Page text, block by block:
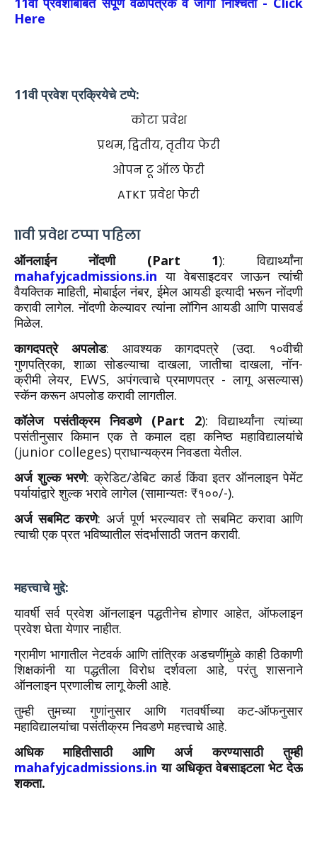
Here
11वी प्रवेश प्रक्रियेचे टप्पे:
कोटा प्रवेश
प्रथम, द्वितीय, तृतीय फेरी
ओपन टू ऑल फेरी
ATKT प्रवेश फेरी
11वी प्रवेश टप्पा पहिला
ऑनलाईन नोंदणी (Part 1): विद्यार्थ्यांना
mahafyjcadmissions.in या वेबसाइटवर जाऊन त्यांची
वैयक्तिक माहिती, मोबाईल नंबर, ईमेल आयडी इत्यादी भरून नोंदणी
करावी लागेल. नोंदणी केल्यावर त्यांना लॉगिन आयडी आणि पासवर्ड
मिळेल.
कागदपत्रे अपलोड: आवश्यक कागदपत्रे (उदा. १०वीची
गुणपत्रिका, शाळा सोडल्याचा दाखला, जातीचा दाखला, नॉन-
क्रीमी लेयर, EWS, अपंगत्वाचे प्रमाणपत्र - लागू असल्यास)
स्कॅन करून अपलोड करावी लागतील.
कॉलेज पसंतीक्रम निवडणे (Part 2): विद्यार्थ्यांना त्यांच्या
पसंतीनुसार किमान एक ते कमाल दहा कनिष्ठ महाविद्यालयांचे
(junior colleges) प्राधान्यक्रम निवडता येतील.
अर्ज शुल्क भरणे: क्रेडिट/डेबिट कार्ड किंवा इतर ऑनलाइन पेमेंट
पर्यायांद्वारे शुल्क भरावे लागेल (सामान्यतः ₹१००/-).
अर्ज सबमिट करणे: अर्ज पूर्ण भरल्यावर तो सबमिट करावा आणि
त्याची एक प्रत भविष्यातील संदर्भासाठी जतन करावी.
महत्त्वाचे मुद्दे:
यावर्षी सर्व प्रवेश ऑनलाइन पद्धतीनेच होणार आहेत, ऑफलाइन
प्रवेश घेता येणार नाहीत.
ग्रामीण भागातील नेटवर्क आणि तांत्रिक अडचणींमुळे काही ठिकाणी
शिक्षकांनी या पद्धतीला विरोध दर्शवला आहे, परंतु शासनाने
ऑनलाइन प्रणालीच लागू केली आहे.
तुम्ही तुमच्या गुणांनुसार आणि गतवर्षीच्या कट-ऑफनुसार
महाविद्यालयांचा पसंतीक्रम निवडणे महत्त्वाचे आहे.
अधिक माहितीसाठी आणि अर्ज करण्यासाठी तुम्ही
mahafyjcadmissions.in या अधिकृत वेबसाइटला भेट देऊ
शकता.